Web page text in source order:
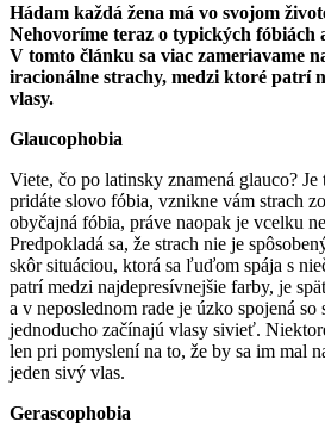
Hádam každá žena má vo svojom
Nehovoríme teraz o typických fóbiách
V tomto článku sa viac zameriavame
iracionálne strachy, medzi ktoré patrí
vlasy.
Glaucophobia
Viete, čo po latinsky znamená glauco?
pridáte slovo fóbia, vznikne vám strach
obyčajná fóbia, práve naopak je vcelku
Predpokladá sa, že strach nie je
skôr situáciou, ktorá sa ľuďom spája s
patrí medzi najdepresívnejšie farby, je
a v neposlednom rade je úzko spojená so
jednoducho začínajú vlasy sivieť.
len pri pomyslení na to, že by sa im mal
jeden sivý vlas.
Gerascophobia